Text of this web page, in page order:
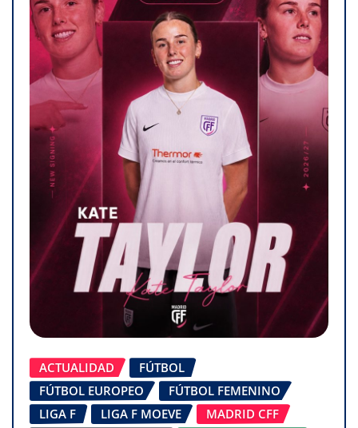
ACTUALIDAD
FÚTBOL
FÚTBOL EUROPEO
FÚTBOL FEMENINO
LIGA F
LIGA F MOEVE
MADRID CFF